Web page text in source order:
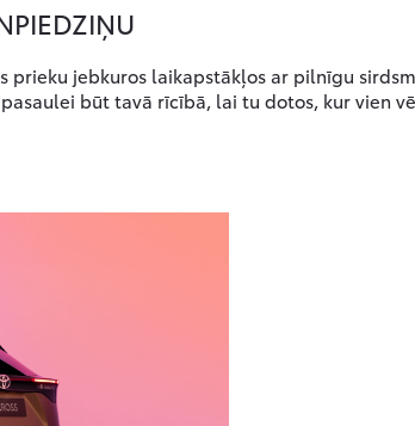
prieku jebkuros laikapstākļos ar pilnīgu
būt tavā rīcībā, lai tu dotos, kur vien